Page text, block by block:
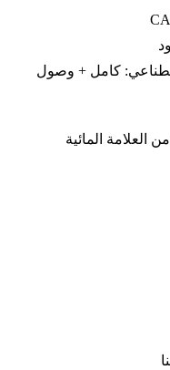
كامل + وصول